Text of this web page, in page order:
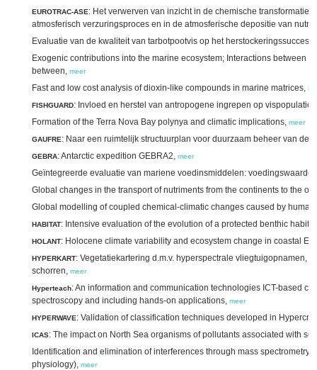
EUROTRAC-ASE: Het verwerven van inzicht in de chemische
atmosferisch verzuringsproces en in de atmosferische depositie van
Evaluatie van de kwaliteit van tarbotpootvis op het herstockeringssucces
Exogenic contributions into the marine ecosystem; Interactions between
between, meer
Fast and low cost analysis of dioxin-like compounds in marine matrices,
FISHGUARD: Invloed en herstel van antropogene ingrepen op
Formation of the Terra Nova Bay polynya and climatic implications, meer
GAUFRE: Naar een ruimtelijk structuurplan voor duurzaam beheer van de
GEBRA: Antarctic expedition GEBRA2, meer
Geïntegreerde evaluatie van mariene voedinsmiddelen:
Global changes in the transport of nutriments from the continents to the
Global modelling of coupled chemical-climatic changes caused by
HABITAT: Intensive evaluation of the evolution of a protected benthic
HOLANT: Holocene climate variability and ecosystem change in coastal
HYPERKART: Vegetatiekartering d.m.v. hyperspectrale vliegtuigopnamen,
schorren, meer
Hyperteach: An information and communication technologies ICT-based
spectroscopy and including hands-on applications, meer
HYPERWAVE: Validation of classification techniques developed in
ICAS: The impact on North Sea organisms of pollutants associated with
Identification and elimination of interferences through mass spectrometry
physiology), meer